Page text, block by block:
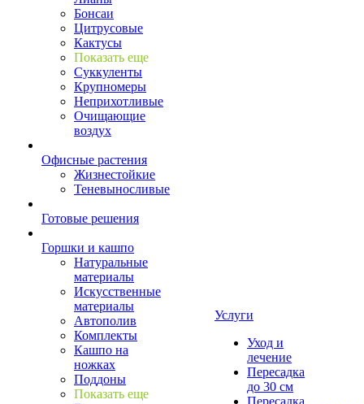
Бонсаи
Цитрусовые
Кактусы
Показать еще
Суккуленты
Крупномеры
Неприхотливые
Очищающие
воздух
Офисные растения
Жизнестойкие
Теневыносливые
Готовые решения
Горшки и кашпо
Натуральные
материалы
Искусственные
материалы
Автополив
Комплекты
Кашпо на
ножках
Поддоны
Показать еще
Услуги
Уход и
лечение
Пересадка
до 30 см